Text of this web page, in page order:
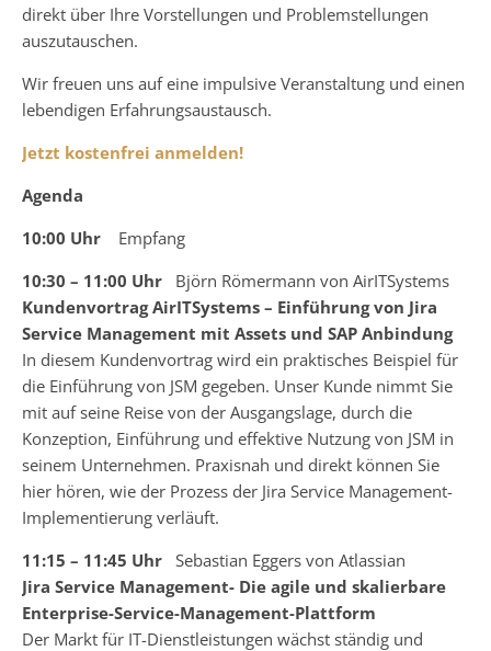
direkt über Ihre Vorstellungen und Problemstellungen
auszutauschen.
Wir freuen uns auf eine impulsive Veranstaltung und einen
lebendigen Erfahrungsaustausch.
Jetzt kostenfrei anmelden!
Agenda
10:00 Uhr Empfang
10:30 – 11:00 Uhr Björn Römermann von AirITSystems
Kundenvortrag AirITSystems – Einführung von Jira
Service Management mit Assets und SAP Anbindung
In diesem Kundenvortrag wird ein praktisches Beispiel für
die Einführung von JSM gegeben. Unser Kunde nimmt Sie
mit auf seine Reise von der Ausgangslage, durch die
Konzeption, Einführung und effektive Nutzung von JSM in
seinem Unternehmen. Praxisnah und direkt können Sie
hier hören, wie der Prozess der Jira Service Management-
Implementierung verläuft.
11:15 – 11:45 Uhr Sebastian Eggers von Atlassian
Jira Service Management- Die agile und skalierbare
Enterprise-Service-Management-Plattform
Der Markt für IT-Dienstleistungen wächst ständig und